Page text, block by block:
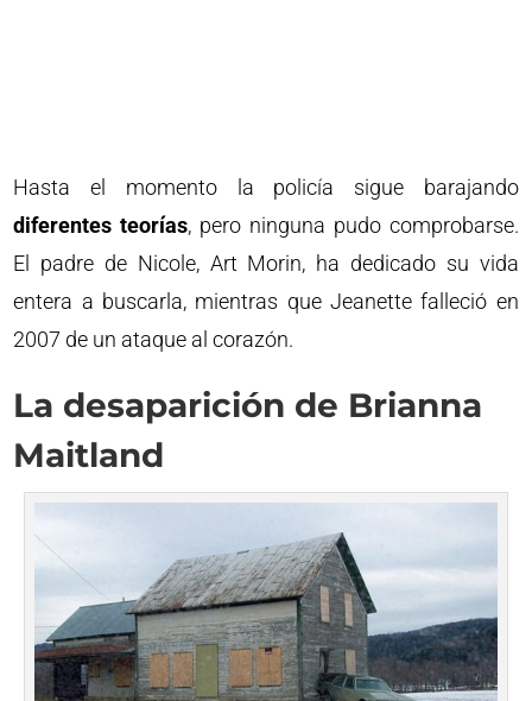
Hasta el momento la policía sigue barajando
diferentes teorías, pero ninguna pudo comprobarse.
El padre de Nicole, Art Morin, ha dedicado su vida
entera a buscarla, mientras que Jeanette falleció en
2007 de un ataque al corazón.
La desaparición de Brianna
Maitland